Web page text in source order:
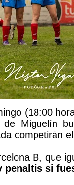
(18:00
Miguelín
competirán
B, que
penaltis si